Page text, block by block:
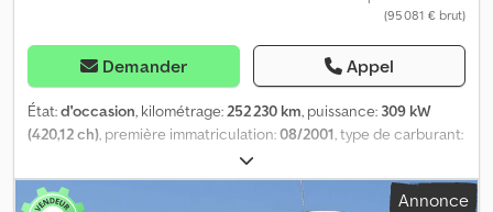
(95 081 € brut)
Demander Appel
État:d'occasion, kilométrage: 252 230 km, puissance: 309 kW
(420,12 ch) , première immatriculation:08/2001 , type de carburant:
, poids maximal de charge:
poids total:32 000 kg, configuration d'essieux:8x4, freins:
retardeur
, cabine conducteur: cabine couchette,
Annonce